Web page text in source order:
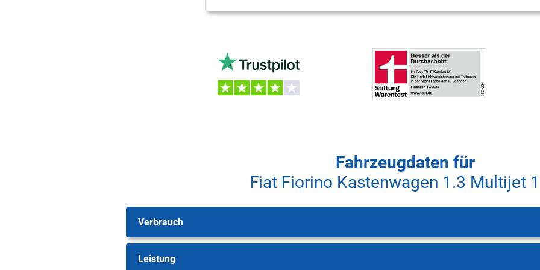
Fahrzeugdaten für
Fiat Fiorino Kastenwagen 1.3 Multijet
Verbrauch
Leistung